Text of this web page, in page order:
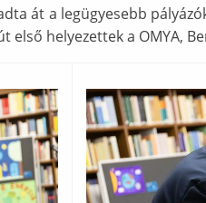
át a legügyesebb
helyezettek a OMYA,
Ábra